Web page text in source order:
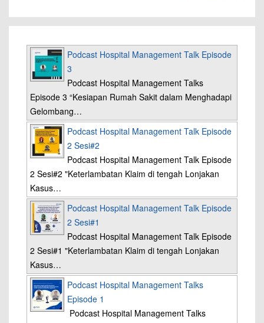
Podcast Hospital Management Talk Episode
3
Podcast Hospital Management Talks
Episode 3 “Kesiapan Rumah Sakit dalam Menghadapi
Gelombang…
Podcast Hospital Management Talk Episode
2 Sesi#2
Podcast Hospital Management Talk Episode
2 Sesi#2 "Keterlambatan Klaim di tengah Lonjakan
Kasus…
Podcast Hospital Management Talk Episode
2 Sesi#1
Podcast Hospital Management Talk Episode
2 Sesi#1 "Keterlambatan Klaim di tengah Lonjakan
Kasus…
Podcast Hospital Management Talks
Episode 1
Podcast Hospital Management Talks